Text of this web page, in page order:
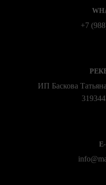
+7
ИП Баскова